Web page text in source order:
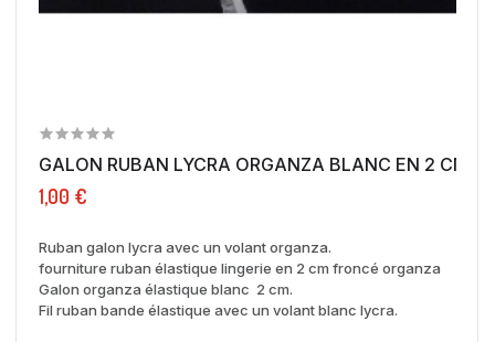
GALON RUBAN LYCRA ORGANZA BLANC EN 2
1,00 €
Ruban galon lycra avec un volant organza.
fourniture ruban élastique lingerie en 2 cm froncé organza
Galon organza élastique blanc 2 cm.
Fil ruban bande élastique avec un volant blanc lycra.